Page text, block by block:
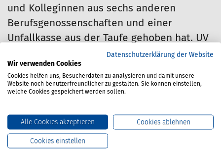
und Kolleginnen aus sechs anderen
Berufsgenossenschaften und einer
Unfallkasse aus der Taufe gehoben hat. UV
Nexus soll eine gemeinsame
Digitalisierungsstrategie der
Unfallversicherungsträger umsetzen.
Zukunft gut aufgestellt. „Wir haben mit
dem Arbeitsmedizinischen und
Sicherheitstechnischen Dienst (ASD) eine
Datenschutzerklärung der Website
Wir verwenden Cookies
Cookies helfen uns, Besucherdaten zu analysieren und damit unsere
Website noch benutzerfreundlicher zu gestalten. Sie können einstellen,
welche Cookies gespeichert werden sollen.
Alle Cookies akzeptieren Cookies ablehnen
Cookies einstellen